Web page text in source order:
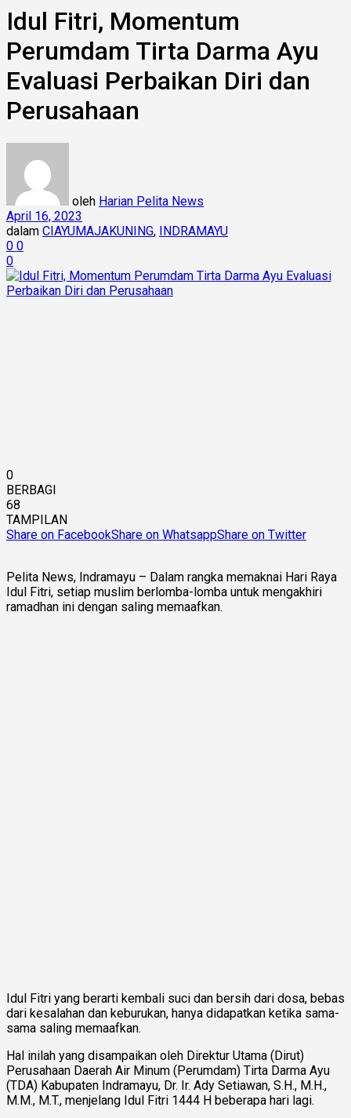
Idul Fitri, Momentum
Perumdam Tirta Darma Ayu
Evaluasi Perbaikan Diri dan
Perusahaan
oleh Harian Pelita News
April 16, 2023
dalam CIAYUMAJAKUNING, INDRAMAYU
0 0
0
0
BERBAGI
68
TAMPILAN
Share on FacebookShare on WhatsappShare on Twitter
Pelita News, Indramayu – Dalam rangka memaknai Hari Raya
Idul Fitri, setiap muslim berlomba-lomba untuk mengakhiri
ramadhan ini dengan saling memaafkan.
Idul Fitri yang berarti kembali suci dan bersih dari dosa, bebas
dari kesalahan dan keburukan, hanya didapatkan ketika sama-
sama saling memaafkan.
Hal inilah yang disampaikan oleh Direktur Utama (Dirut)
Perusahaan Daerah Air Minum (Perumdam) Tirta Darma Ayu
(TDA) Kabupaten Indramayu, Dr. Ir. Ady Setiawan, S.H., M.H.,
M.M., M.T., menjelang Idul Fitri 1444 H beberapa hari lagi.